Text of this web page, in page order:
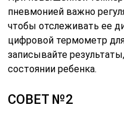
пневмонией важно
чтобы отслеживать ее
цифровой термометр
записывайте
состоянии ребенка.
СОВЕТ №2